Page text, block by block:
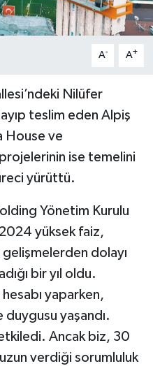
A- A+
Nilüfer
teslim eden Alpiş
House ve
projelerinin ise temelini
yürüttü.
Yönetim Kurulu
yüksek faiz,
dolayı
bir yıl oldu.
yaparken,
yaşandı.
Ancak biz, 30
verdiği sorumluluk